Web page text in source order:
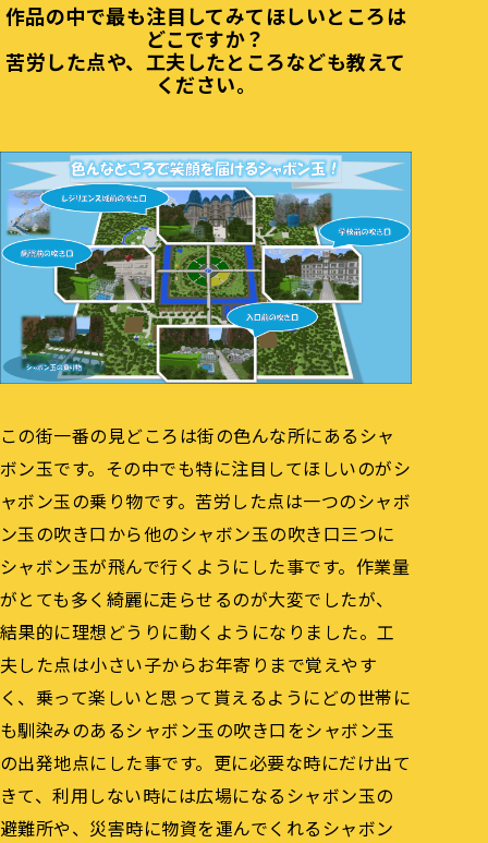
作品の中で最も注目してみてほしいところは
どこですか？
苦労した点や、工夫したところなども教えて
ください。
この街一番の見どころは街の色んな所にあるシャ
ボン玉です。その中でも特に注目してほしいのがシ
ャボン玉の乗り物です。苦労した点は一つのシャボ
ン玉の吹き口から他のシャボン玉の吹き口三つに
シャボン玉が飛んで行くようにした事です。作業量
がとても多く綺麗に走らせるのが大変でしたが、
結果的に理想どうりに動くようになりました。工
夫した点は小さい子からお年寄りまで覚えやす
く、乗って楽しいと思って貰えるようにどの世帯に
も馴染みのあるシャボン玉の吹き口をシャボン玉
の出発地点にした事です。更に必要な時にだけ出て
きて、利用しない時には広場になるシャボン玉の
避難所や、災害時に物資を運んでくれるシャボン